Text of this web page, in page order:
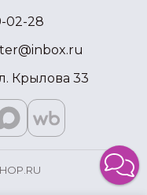
02-28
Крылова 33